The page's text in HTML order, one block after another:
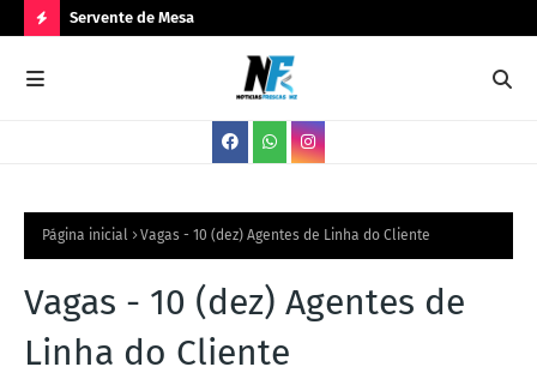
O
V
G
Servente de Mesa
Página inicial Vagas - 10 (dez) Agentes de Linha do Cliente
Vagas - 10 (dez) Agentes de
Linha do Cliente